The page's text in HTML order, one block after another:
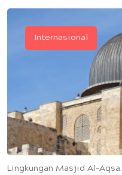
Lingkungan Masjid Al-Aqsa.
Internasional